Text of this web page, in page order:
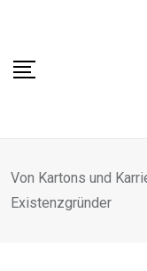
content
Von Kartons und
Existenzgründer